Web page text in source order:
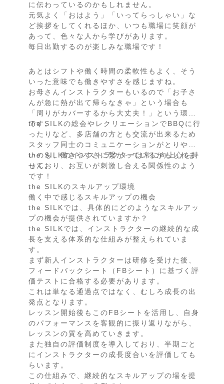
に伝わっているのかもしれません。
元気よく「おはよう」「いってらっしゃい」な
ど挨拶をしてくれるほか、いつも職場に笑顔が
あって、色々な人から学びがあります。
毎日出勤するのが楽しみな職場です！
あとはシフトや働く時間の柔軟性もよく、そう
いった意味でも働きやすさを感じますね。
お母さんインストラクターもいるので「お子さ
んが急に熱が出て帰らなきゃ」という場合も
「周りがカバーするから大丈夫！」という環境
です。
the SILKの総会やレクリエーションでBBQに行
ったりなど、多店舗の方とも交流が出来るため
スタッフ同士のコミュニケーションがとりやす
いのも、働きやすさに繋がっているかもしれま
せん。
the SILKのインストラクターは常に向上心を持
っており、お互いが刺激し合える関係性のよう
です！
the SILKのスキルアップ環境
働く中で感じるスキルアップの機会
the SILKでは、具体的にどのようなスキルアッ
プの機会が提供されていますか？
the SILKでは、インストラクターの継続的な成
長を支える体系的な仕組みが整えられていま
す。
まず新人インストラクターは研修を受けた後、
フィードバックシート（FBシート）に基づく評
価テストに合格する必要があります。
これは単なる通過点ではなく、むしろ成長の出
発点となります。
レッスン開始後もこのFBシートを活用し、自身
のパフォーマンスを客観的に振り返りながら、
レッスンの質を高めていきます。
また独自の評価制度を導入しており、半期ごと
にインストラクターの成長度合いを評価しても
らいます。
この仕組みで、継続的なスキルアップの場を提